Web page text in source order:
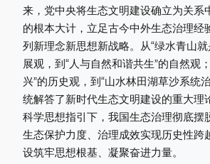
来，党中央将生态文明建设确立为关系
的根本大计，立足古今中外生态治理经
列新理念新思想新战略。从“绿水青山
展观，到“人与自然和谐共生”的自然观
兴”的历史观，到“山水林田湖草沙系统
统解答了新时代生态文明建设的重大理
科学思想指引下，我国生态治理彻底摆
生态保护力度、治理成效实现历史性跨
设筑牢思想根基、凝聚奋进力量。